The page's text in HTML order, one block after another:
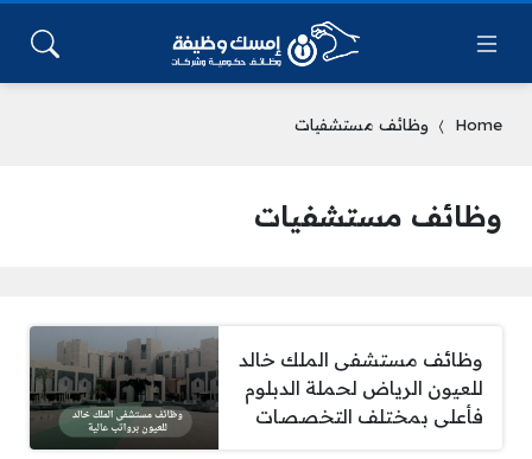
Home وظائف مستشفيات
وظائف مستشفيات
وظائف مستشفى الملك خالد
للعيون الرياض لحملة الدبلوم
فأعلى بمختلف التخصصات